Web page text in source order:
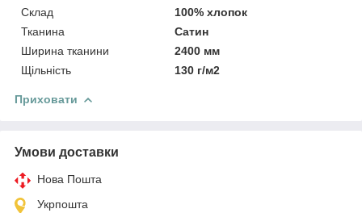
Склад
100% хлопок
Тканина
Сатин
Ширина тканини
2400 мм
Щільність
130 г/м2
Приховати
Умови доставки
Нова Пошта
Укрпошта